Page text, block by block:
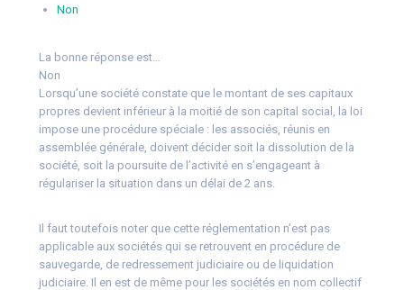
Non
La bonne réponse est…
Non
Lorsqu’une société constate que le montant de ses capitaux
propres devient inférieur à la moitié de son capital social, la loi
impose une procédure spéciale : les associés, réunis en
assemblée générale, doivent décider soit la dissolution de la
société, soit la poursuite de l’activité en s’engageant à
régulariser la situation dans un délai de 2 ans.
Il faut toutefois noter que cette réglementation n’est pas
applicable aux sociétés qui se retrouvent en procédure de
sauvegarde, de redressement judiciaire ou de liquidation
judiciaire. Il en est de même pour les sociétés en nom collectif